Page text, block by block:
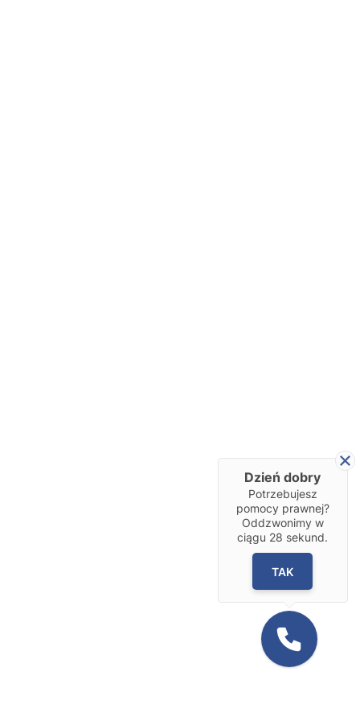
Dzień dobry
Potrzebujesz
pomocy prawnej?
Oddzwonimy w
ciągu 28 sekund.
TAK